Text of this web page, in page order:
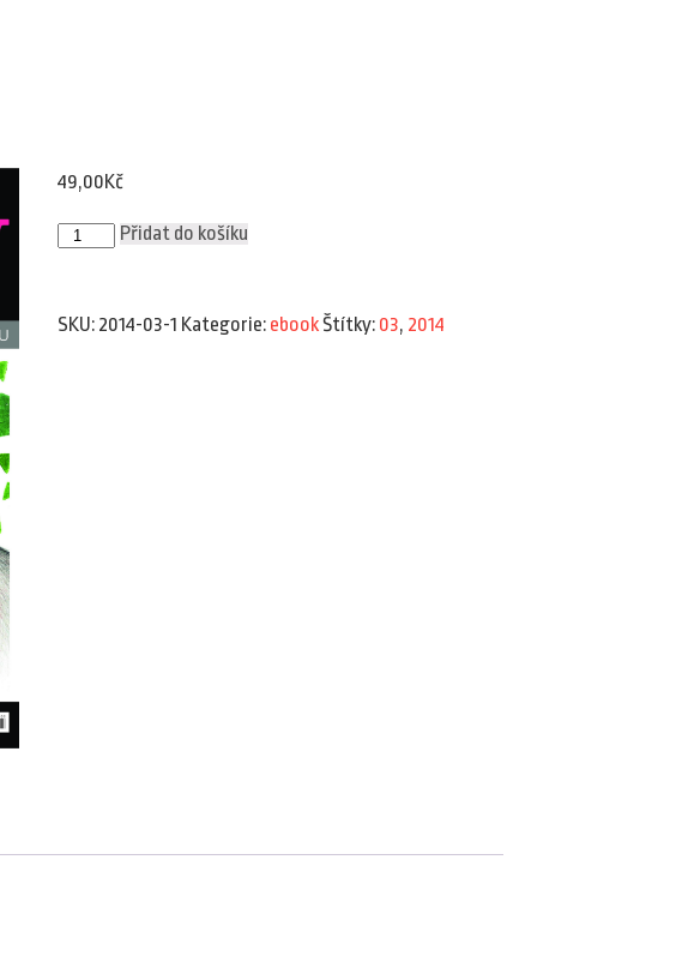
49,00Kč
Plav
3/2014
Přidat do košíku
SKU: 2014-03-1 Kategorie: ebookŠtítky: 03, 2014